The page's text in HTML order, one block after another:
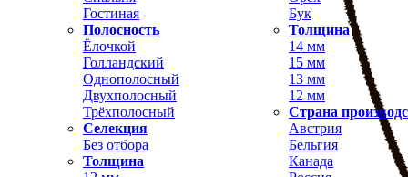
Гостиная
Полосность
Ёлочкой
Голландский
Однополосный
Двухполосный
Трёхполосный
Селекция
Без отбора
Бук
Толщина
14 мм
15 мм
13 мм
12 мм
Страна
Австрия
Бельгия
Толщина
Канада